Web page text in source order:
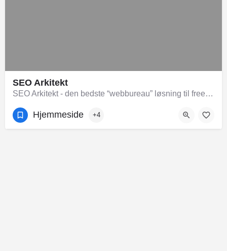
SEO Arkitekt
SEO Arkitekt - den bedste “webbureau” løsning til freelancer priser
Hjemmeside +4